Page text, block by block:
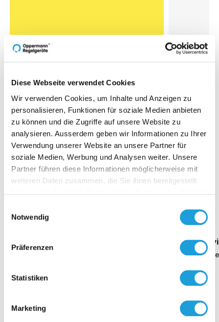
Diese Webseite verwendet Cookies
Wir verwenden Cookies, um Inhalte und Anzeigen zu
personalisieren, Funktionen für soziale Medien anbieten
zu können und die Zugriffe auf unsere Website zu
analysieren. Ausserdem geben wir Informationen zu Ihrer
Verwendung unserer Website an unsere Partner für
soziale Medien, Werbung und Analysen weiter. Unsere
Partner führen diese Informationen möglicherweise mit
weiteren Daten zusammen, die Sie ihnen bereitgestellt
Notwendig
Präferenzen
Statistiken
Marketing
TH-
Zur
Oppermann